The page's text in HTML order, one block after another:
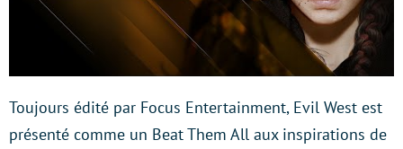
Toujours édité par Focus Entertainment, Evil West est
présenté comme un Beat Them All aux inspirations de